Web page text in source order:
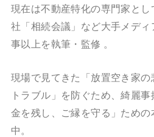
現在は不動産特化の専門家と
社「相続会議」など大手メデ
事以上を執筆・監修 。
現場で見てきた「放置空き家
トラブル」を防ぐため、綺麗
金を残し、ご縁を守る」ため
中。